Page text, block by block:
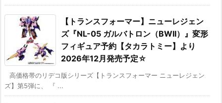
【トランスフォーマー】ニューレジェン
ズ『NL-05 ガルバトロン（BWII）』変形
フィギュア予約【タカラトミー】より
2026年12月発売予定☆
高価格帯のリデコ版シリーズ【トランスフォーマー ニューレジェン
ズ】第5弾に、 『 ...